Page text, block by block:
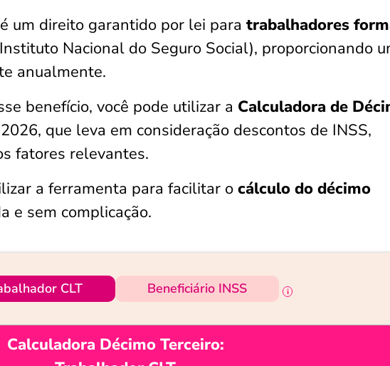
um direito garantido por lei para trabalhadores
Nacional do Seguro Social), proporcionando
anualmente.
benefício, você pode utilizar a Calculadora de
que leva em consideração descontos de INSS,
fatores relevantes.
a ferramenta para facilitar o cálculo do décimo
e sem complicação.
CLT Beneficiário INSS
Calculadora Décimo Terceiro: